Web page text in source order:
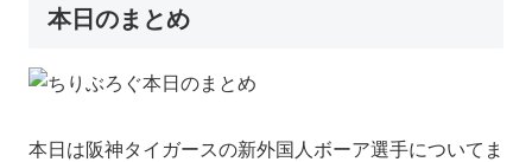
本日のまとめ
本日は阪神タイガースの新外国人ボーア選手についてま